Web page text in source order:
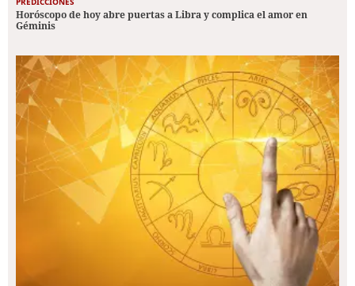
Horóscopo de hoy abre puertas a Libra y complica el amor en
Géminis